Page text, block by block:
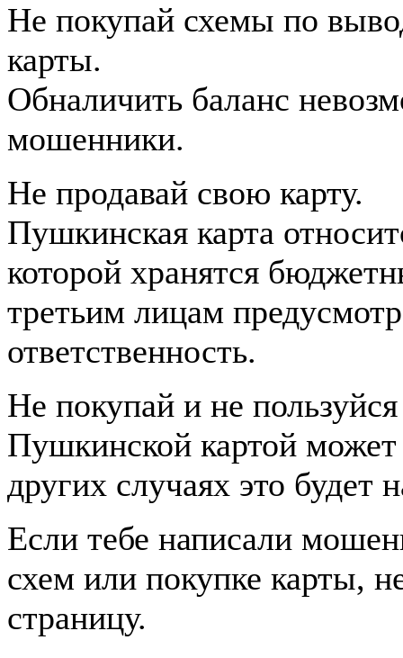
Не покупай схемы по
карты.
Обналичить баланс
мошенники.
Не продавай свою карту.
Пушкинская карта
которой хранятся
третьим лицам
ответственность.
Не покупай и не
Пушкинской картой может
других случаях это будет
Если тебе написали
схем или покупке карты,
страницу.